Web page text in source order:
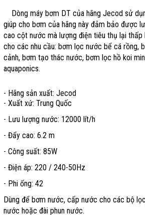
Dòng máy bơm DT của hãng Jecod sử
giúp cho bơm của hãng này đảm bảo được
cao cột nước mà lượng điện tiêu thụ lại thấp
cho các nhu cầu: bơm lọc nước bể cá rồng,
cảnh, bơm tạo thác nước, bơm lọc hồ koi
aquaponics.
- Hãng sản xuất: Jecod
- Xuất xứ: Trung Quốc
- Lưu lượng nước: 12000 lít/h
- Đẩy cao: 6.2 m
- Công suất: 85W
- Điện áp: 220 / 240-50Hz
- Phi ống: 42
Dùng để bơm nước, cấp nước cho các bộ
nước hoặc đài phun nước.